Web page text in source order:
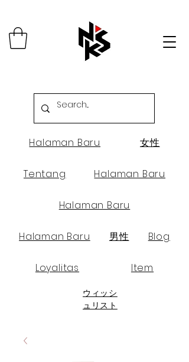
Halaman Baru 女性
Tentang Halaman Baru
Halaman Baru
Halaman Baru 男性 Blog
Loyalitas Item
ウィッシ
ュリスト